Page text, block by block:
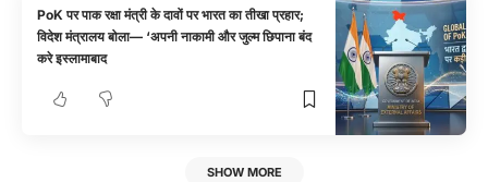
PoK पर पाक रक्षा मंत्री के दावों पर भारत का तीखा प्रहार;
विदेश मंत्रालय बोला— ‘अपनी नाकामी और जुल्म छिपाना बंद
करे इस्लामाबाद
SHOW MORE